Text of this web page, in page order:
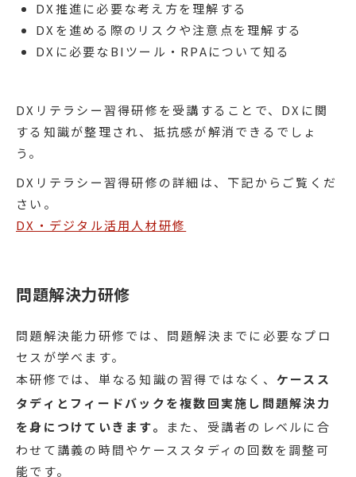
DX推進に必要な考え方を理解する
DXを進める際のリスクや注意点を理解する
DXに必要なBIツール・RPAについて知る
DXリテラシー習得研修を受講することで、DXに関
する知識が整理され、抵抗感が解消できるでしょ
う。
DXリテラシー習得研修の詳細は、下記からご覧くだ
さい。
DX・デジタル活用人材研修
問題解決力研修
問題解決能力研修では、問題解決までに必要なプロ
セスが学べます。
本研修では、単なる知識の習得ではなく、 ケースス
タディとフィードバックを複数回実施し問題解決力
を身につけていきます。
また、受講者のレベルに合
わせて講義の時間やケーススタディの回数を調整可
能です。